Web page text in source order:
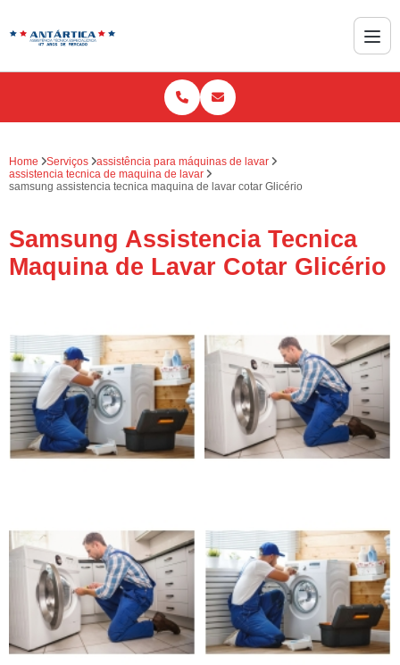
Home Serviços
assistência para máquinas de lavar
assistencia tecnica de maquina de lavar
samsung assistencia tecnica maquina de lavar cotar Glicério
Samsung Assistencia Tecnica
Maquina de Lavar Cotar Glicério